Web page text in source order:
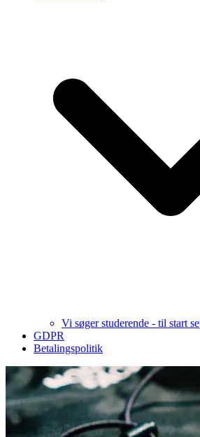
Vi søger studerende - til start
GDPR
Betalingspolitik